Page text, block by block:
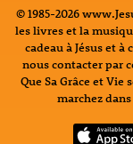
© 1985-2026
les livres et la
cadeau à Jésus et
nous contacter par
Que Sa Grâce et
marchez